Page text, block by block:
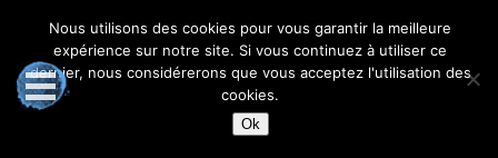
Nous utilisons des cookies pour vous garantir la meilleure
expérience sur notre site. Si vous continuez à utiliser ce
dernier, nous considérerons que vous acceptez l'utilisation des
cookies.
Ok